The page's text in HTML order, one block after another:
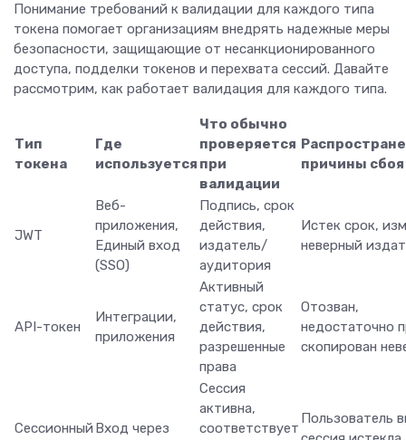
Понимание требований к валидации для каждого типа
токена помогает организациям внедрять надежные меры
безопасности, защищающие от несанкционированного
доступа, подделки токенов и перехвата сессий. Давайте
рассмотрим, как работает валидация для каждого типа.
Тип
токена
Где
используется
Что обычно
проверяется
при
валидации
причины сбоя
JWT
Веб-
приложения,
Единый вход
(SSO)
Подпись, срок
действия,
издатель/
аудитория
Истек срок,
неверный
API-токен
Интеграции,
приложения
Активный
статус, срок
действия,
разрешенные
права
Отозван,
недостаточно
скопирован
Сессионный Вход через
Сессия
активна,
соответствует
Пользователь